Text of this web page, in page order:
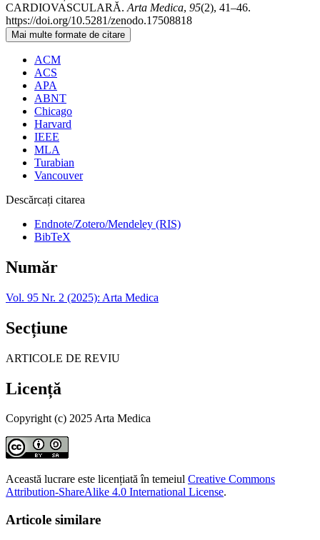
CARDIOVASCULARĂ. Arta Medica, 95(2), 41–46.
https://doi.org/10.5281/zenodo.17508818
Mai multe formate de citare
ACM
ACS
APA
ABNT
Chicago
Harvard
IEEE
MLA
Turabian
Vancouver
Descărcați citarea
Endnote/Zotero/Mendeley (RIS)
BibTeX
Număr
Vol. 95 Nr. 2 (2025): Arta Medica
Secțiune
ARTICOLE DE REVIU
Licență
Copyright (c) 2025 Arta Medica
Această lucrare este licențiată în temeiul Creative Commons
Attribution-ShareAlike 4.0 International License.
Articole similare